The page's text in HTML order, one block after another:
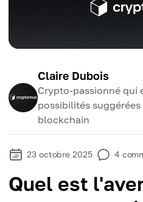
Claire Dubois
Crypto-passionné qui
possibilités
blockchain
23 octobre 2025 4
Quel est